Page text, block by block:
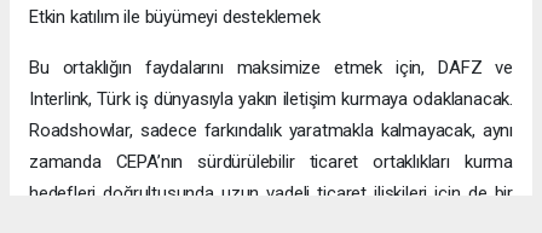
Etkin katılım ile büyümeyi desteklemek
Bu ortaklığın faydalarını maksimize etmek için, DAFZ ve
Interlink, Türk iş dünyasıyla yakın iletişim kurmaya odaklanacak.
Roadshowlar, sadece farkındalık yaratmakla kalmayacak, aynı
zamanda CEPA’nın sürdürülebilir ticaret ortaklıkları kurma
hedefleri doğrultusunda uzun vadeli ticaret ilişkileri için de bir